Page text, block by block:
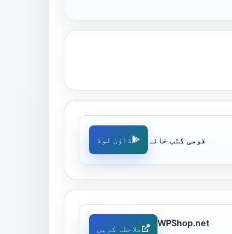
قومی کتب خانہ ڈاؤن لوڈ
WPShop.net
ملاحظہ کریں